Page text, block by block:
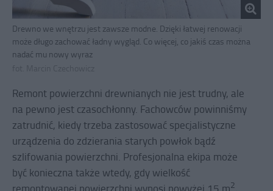
Drewno we wnętrzu jest zawsze modne. Dzięki łatwej renowacji
może długo zachować ładny wygląd. Co więcej, co jakiś czas można
nadać mu nowy wyraz
Remont powierzchni drewnianych nie jest trudny, ale
na pewno jest czasochłonny. Fachowców powinniśmy
zatrudnić, kiedy trzeba zastosować specjalistyczne
urządzenia do zdzierania starych powłok bądź
szlifowania powierzchni. Profesjonalna ekipa może
być konieczna także wtedy, gdy wielkość
remontowanej powierzchni wynosi powyżej 15 m2,